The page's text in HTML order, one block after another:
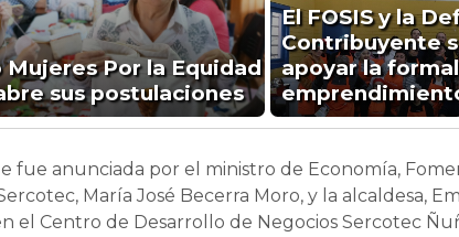
Mujeres Por la Equidad
sus postulaciones
El FOSIS y la
Contribuyente
apoyar la
fue anunciada por el ministro de Economía,
María José Becerra Moro, y la alcaldesa,
el Centro de Desarrollo de Negocios Sercotec